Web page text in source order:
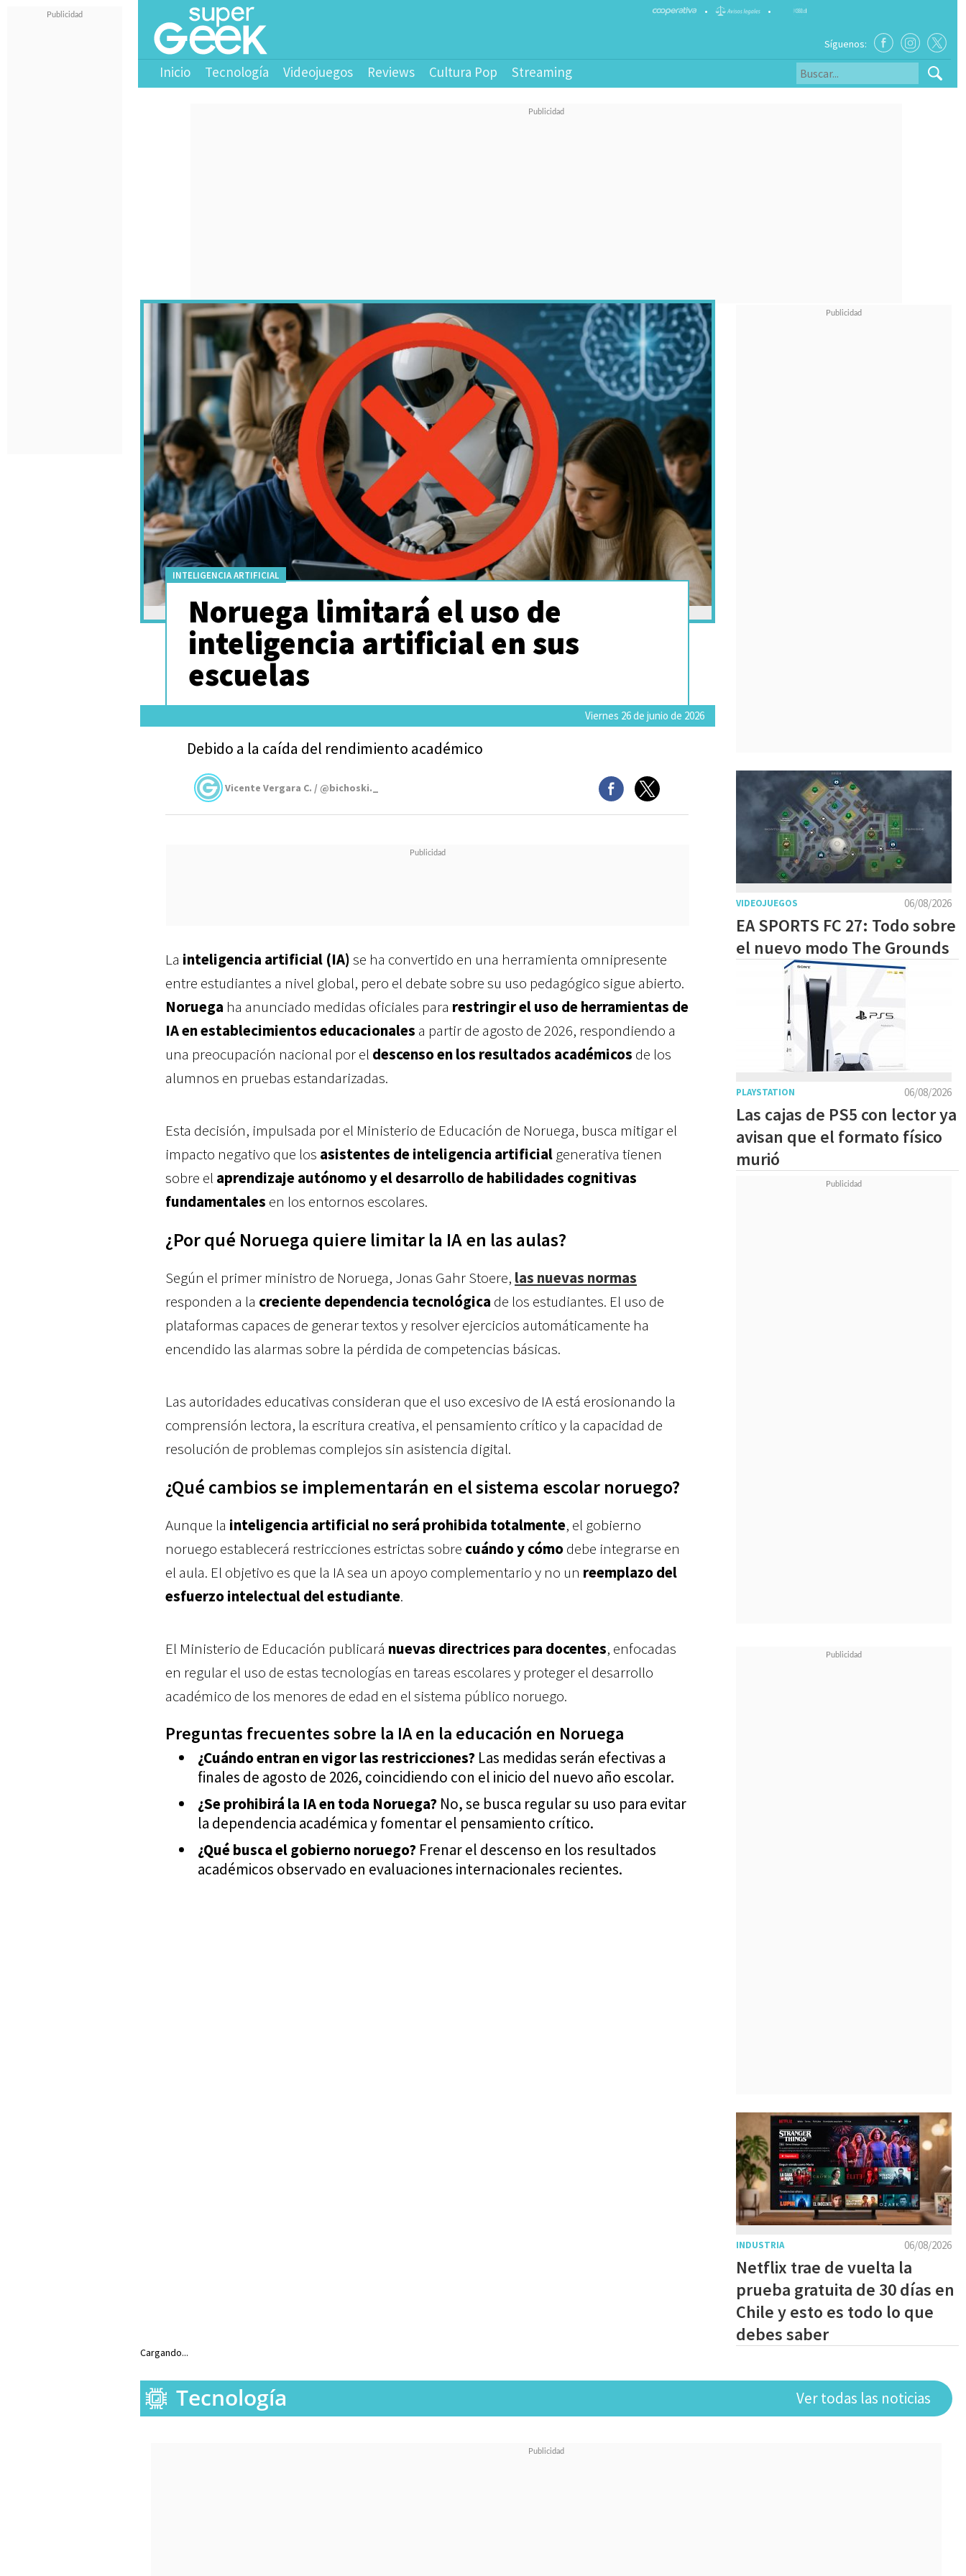
• •
Síguenos:
Inicio Tecnología Videojuegos Reviews Cultura Pop Streaming
INTELIGENCIA ARTIFICIAL
Noruega limitará el uso de
inteligencia artificial en sus
escuelas
Viernes 26 de junio de 2026
Debido a la caída del rendimiento académico
Vicente Vergara C. / @bichoski._
La inteligencia artificial (IA)se ha convertido en una herramienta omnipresente
entre estudiantes a nivel global, pero el debate sobre su uso pedagógico sigue abierto.
Noruega ha anunciado medidas oficiales para restringir el uso de herramientas de
IA en establecimientos educacionales a partir de agosto de 2026, respondiendo a
una preocupación nacional por el descenso en los resultados académicos de los
alumnos en pruebas estandarizadas.
Esta decisión, impulsada por el Ministerio de Educación de Noruega, busca mitigar el
impacto negativo que los asistentes de inteligencia artificial generativa tienen
sobre el aprendizaje autónomo y el desarrollo de habilidades cognitivas
fundamentales en los entornos escolares.
¿Por qué Noruega quiere limitar la IA en las aulas?
Según el primer ministro de Noruega, Jonas Gahr Stoere, las nuevas normas
responden a la creciente dependencia tecnológica de los estudiantes. El uso de
plataformas capaces de generar textos y resolver ejercicios automáticamente ha
encendido las alarmas sobre la pérdida de competencias básicas.
Las autoridades educativas consideran que el uso excesivo de IA está erosionando la
comprensión lectora, la escritura creativa, el pensamiento crítico y la capacidad de
resolución de problemas complejos sin asistencia digital.
¿Qué cambios se implementarán en el sistema escolar noruego?
Aunque la inteligencia artificial no será prohibida totalmente, el gobierno
noruego establecerá restricciones estrictas sobre cuándo y cómodebe integrarse en
el aula. El objetivo es que la IA sea un apoyo complementario y no un reemplazo del
esfuerzo intelectual del estudiante.
El Ministerio de Educación publicará nuevas directrices para docentes, enfocadas
en regular el uso de estas tecnologías en tareas escolares y proteger el desarrollo
académico de los menores de edad en el sistema público noruego.
Preguntas frecuentes sobre la IA en la educación en Noruega
¿Cuándo entran en vigor las restricciones? Las medidas serán efectivas a
finales de agosto de 2026, coincidiendo con el inicio del nuevo año escolar.
¿Se prohibirá la IA en toda Noruega? No, se busca regular su uso para evitar
la dependencia académica y fomentar el pensamiento crítico.
¿Qué busca el gobierno noruego? Frenar el descenso en los resultados
académicos observado en evaluaciones internacionales recientes.
06/08/2026
VIDEOJUEGOS
EA SPORTS FC 27: Todo sobre
el nuevo modo The Grounds
06/08/2026
PLAYSTATION
Las cajas de PS5 con lector ya
avisan que el formato físico
murió
06/08/2026
INDUSTRIA
Netflix trae de vuelta la
prueba gratuita de 30 días en
Chile y esto es todo lo que
debes saber
Cargando...
Ver todas las noticias
Tecnología